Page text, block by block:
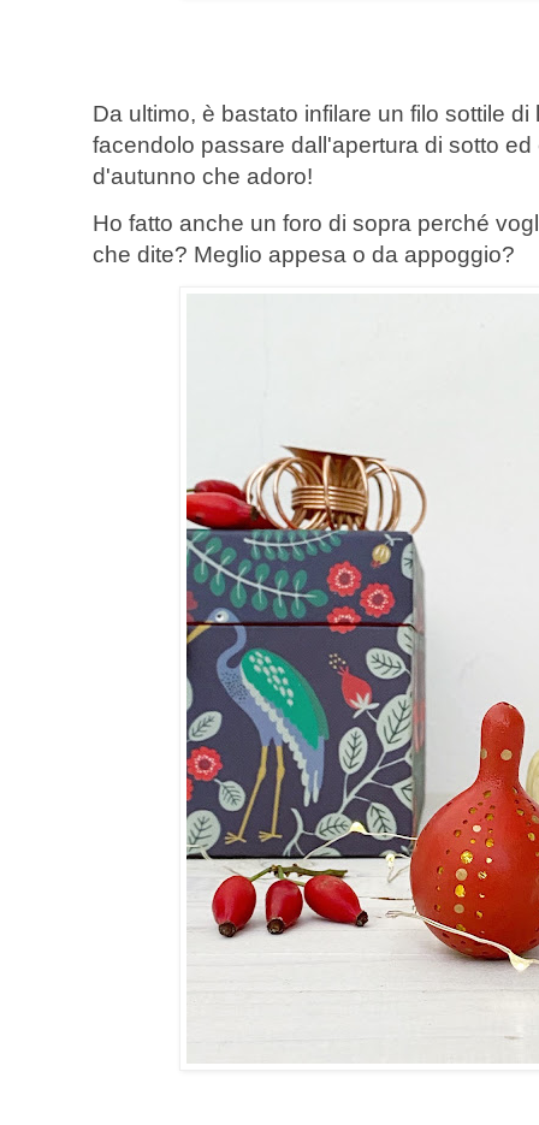
Da ultimo, è bastato infilare un filo sottile
facendolo passare dall'apertura di sotto
d'autunno che adoro!
Ho fatto anche un foro di sopra perché
che dite? Meglio appesa o da appoggio?